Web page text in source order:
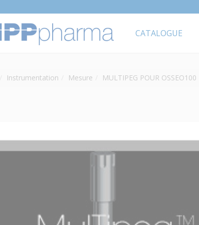
CATALOGUE
Instrumentation Mesure MULTIPEG POUR OSSEO100